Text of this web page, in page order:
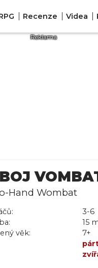
Recenze Videa
Hand Wombat
3-6
15
věk:
7+